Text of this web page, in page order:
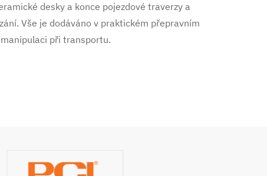
desky a konce pojezdové traverzy a
Vše je dodáváno v praktickém přepravním
při transportu.